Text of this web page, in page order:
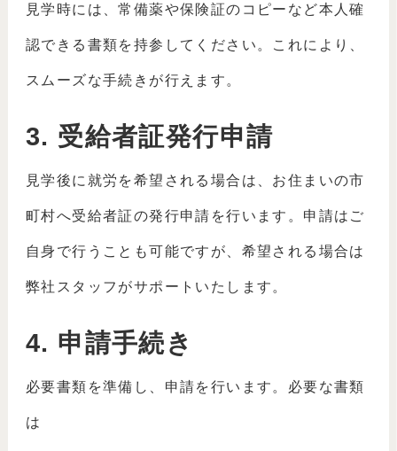
見学時には、常備薬や保険証のコピーなど本人確
認できる書類を持参してください。これにより、
スムーズな手続きが行えます。
3. 受給者証発行申請
見学後に就労を希望される場合は、お住まいの市
町村へ受給者証の発行申請を行います。申請はご
自身で行うことも可能ですが、希望される場合は
弊社スタッフがサポートいたします。
4. 申請手続き
必要書類を準備し、申請を行います。必要な書類
は